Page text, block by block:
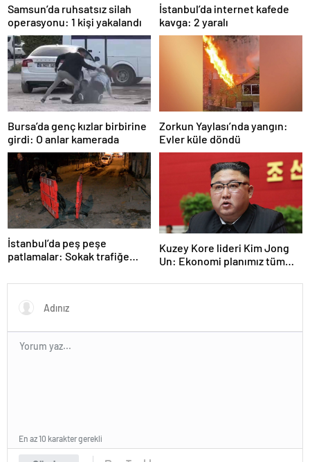
Samsun’da ruhsatsız silah
operasyonu: 1 kişi yakalandı
İstanbul’da internet kafede
kavga: 2 yaralı
Bursa’da genç kızlar birbirine
girdi: O anlar kamerada
Zorkun Yaylası’nda yangın:
Evler küle döndü
İstanbul’da peş peşe
patlamalar: Sokak trafiğe
Kuzey Kore lideri Kim Jong
Un: Ekonomi planımız tüm
En az 10 karakter gerekli